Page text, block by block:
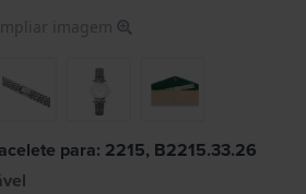
imagem
para: 2215, B2215.33.26